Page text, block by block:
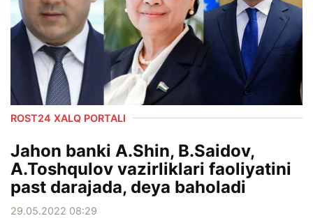
ROST24 XALQ PORTALI
Jahon banki A.Shin, B.Saidov,
A.Toshqulov vazirliklari faoliyatini
past darajada, deya baholadi
29.05.2022 08:29